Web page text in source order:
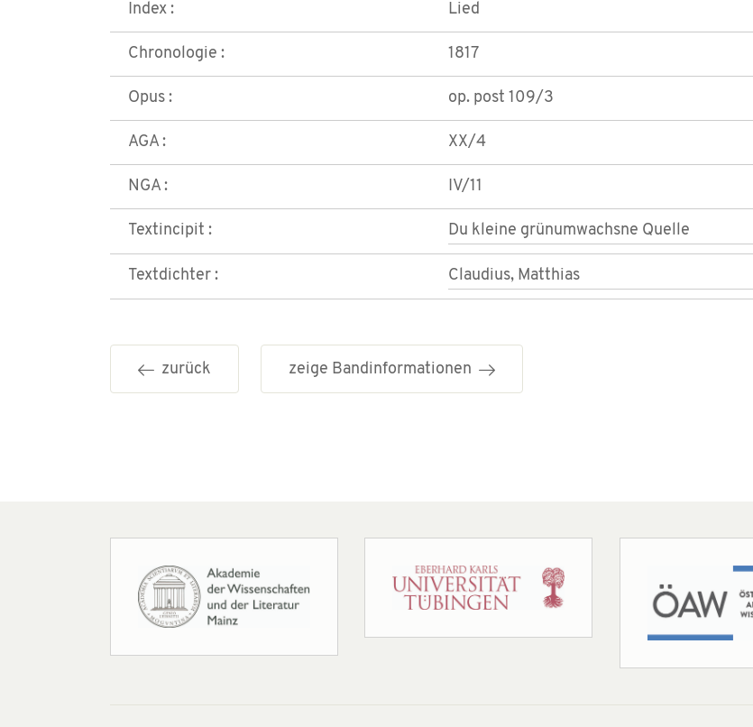
Index : Lied
Chronologie : 1817
Opus : op. post 109/3
AGA : XX/4
NGA : IV/11
Textincipit : Du kleine grünumwachsne Quelle
Textdichter : Claudius, Matthias
zurück zeige Bandinformationen